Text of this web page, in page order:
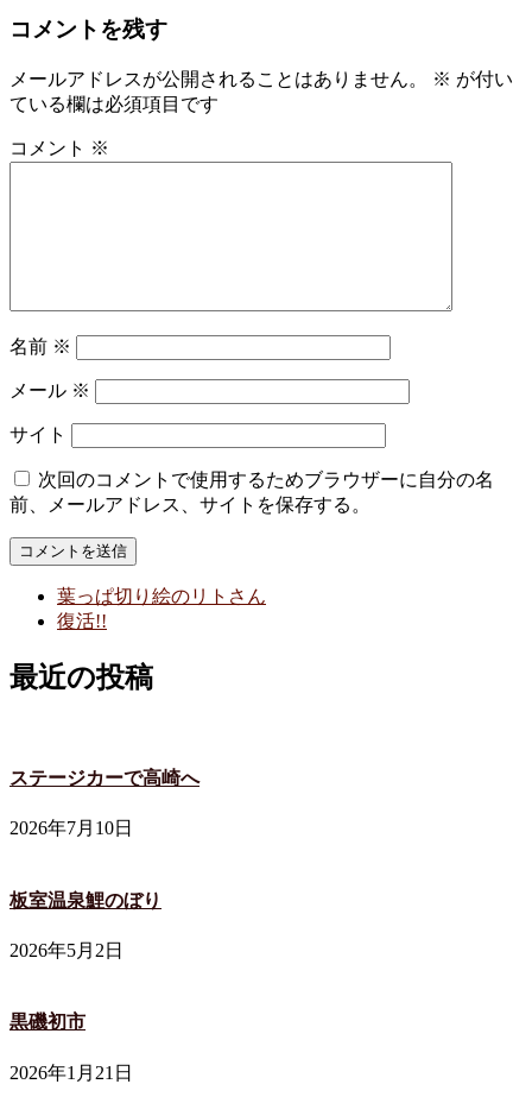
コメントを残す
メールアドレスが公開されることはありません。 ※ が付い
ている欄は必須項目です
コメント ※
名前 ※
メール ※
サイト
次回のコメントで使用するためブラウザーに自分の名
前、メールアドレス、サイトを保存する。
葉っぱ切り絵のリトさん
復活!!
最近の投稿
ステージカーで高崎へ
2026年7月10日
板室温泉鯉のぼり
2026年5月2日
黒磯初市
2026年1月21日